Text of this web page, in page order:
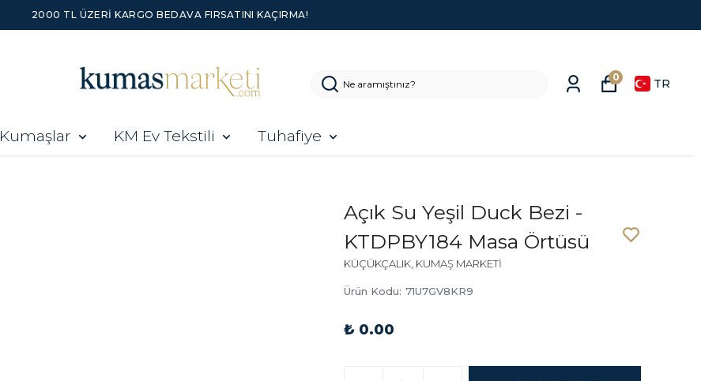
2000 TL ÜZERI KARGO BEDAVA FIRSATINI KAÇIRMA!
Kumaşlar KM Ev Tekstili Tuhafiye
0 TR
Açık Su Yeşil Duck Bezi -
KTDPBY184 Masa Örtüsü
KÜÇÜKÇALIK, KUMAŞ MARKETİ
Ürün Kodu: 71U7GV8KR9
₺ 0.00